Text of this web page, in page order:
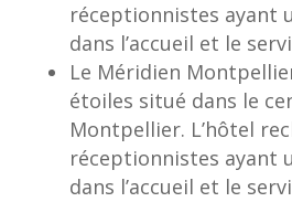
réceptionnistes ayant
dans l’accueil et le
Le Méridien
étoiles situé dans le
Montpellier. L’hôtel
réceptionnistes ayant
dans l’accueil et le